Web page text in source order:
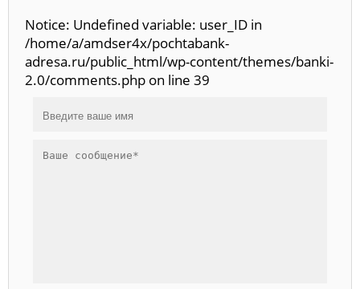
Notice: Undefined variable: user_ID in
/home/a/amdser4x/pochtabank-
adresa.ru/public_html/wp-content/themes/banki-
2.0/comments.php on line 39